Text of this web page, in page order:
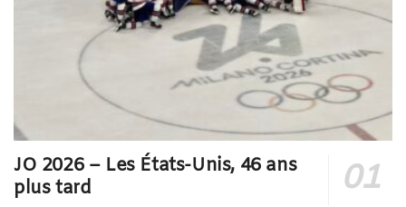
JO 2026 – Les États-Unis, 46 ans
plus tard